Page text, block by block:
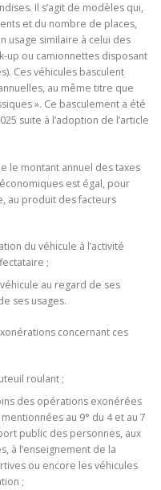
Il s’agit de modèles qui,
et du nombre de places,
usage similaire à celui des
up ou camionnettes disposant
Ces véhicules basculent
au même titre que
». Ce basculement a été
suite à l’adoption de l’article
le montant annuel des taxes
est égal, pour
au produit des facteurs
du véhicule à l’activité
;
au regard de ses
ses usages.
concernant ces
roulant ;
des opérations exonérées
au 9° du 4 et au 7
public des personnes, aux
à l’enseignement de la
ou encore les véhicules
;